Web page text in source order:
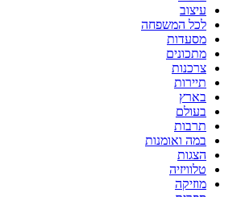
עיצוב
לכל המשפחה
מסעדות
מתכונים
צרכנות
תיירות
בארץ
בעולם
תרבות
במה ואומנות
הצגות
טלוויזיה
מוזיקה